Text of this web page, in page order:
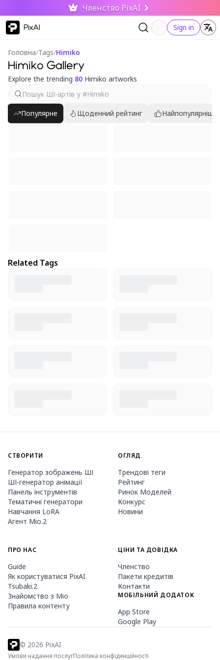
Членство PixAI
PixAI Sign in
Головна/Tags/Himiko
Himiko Gallery
Explore the trending 80 Himiko artworks
Популярне Щоденний рейтинг Найпопулярніші
Related Tags
СТВОРИТИ
Генератор зображень ШІ
ШІ-генератор анімації
Панель інструментів
Тематичні генератори
Навчання LoRA
Агент Mio.2
ОГЛЯД
Трендові теги
Рейтинг
Ринок Моделей
Конкурс
Новини
ПРО НАС
Guide
Як користуватися PixAI
Tsubaki.2
Знайомство з Mio
Правила контенту
ЦІНИ ТА ДОВІДКА
Членство
Пакети кредитів
Контакти
МОБІЛЬНИЙ ДОДАТОК
App Store
Google Play
© 2026 PixAI
Умови надання послугПолітика конфіденційності